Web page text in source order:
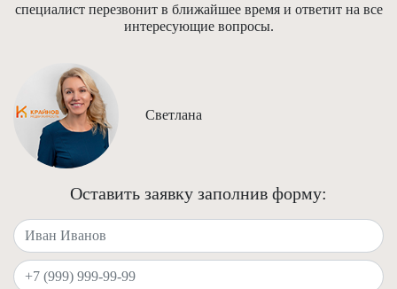
специалист перезвонит в ближайшее время и ответит на все
интересующие вопросы.
Светлана
Оставить заявку заполнив форму:
Ваше имя
Ваш телефон